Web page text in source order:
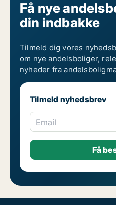
Få nye
din indbakke
Tilmeld dig vores
om nye andelsboliger,
nyheder fra
Tilmeld nyhedsbrev
Email